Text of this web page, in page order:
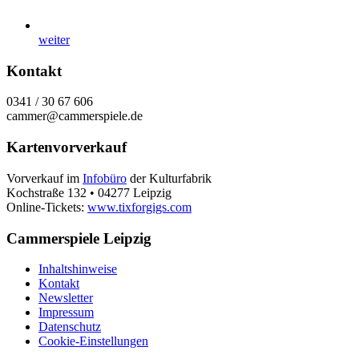
weiter
Kontakt
0341 / 30 67 606
cammer@cammerspiele.de
Kartenvorverkauf
Vorverkauf im Infobüro der Kulturfabrik
Kochstraße 132 • 04277 Leipzig
Online-Tickets: www.tixforgigs.com
Cammerspiele Leipzig
Inhaltshinweise
Kontakt
Newsletter
Impressum
Datenschutz
Cookie-Einstellungen